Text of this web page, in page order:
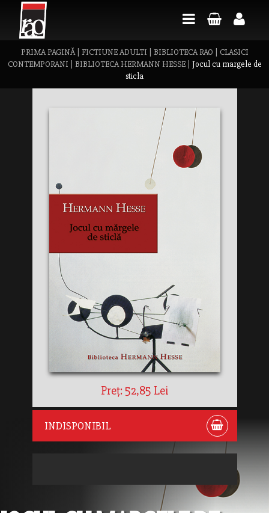
PRIMA PAGINĂ| FICTIUNE ADULTI BIBLIOTECA RAO
CLASICI
CONTEMPORANI
BIBLIOTECA HERMANN HESSE| Jocul cu margele de
sticla
Preț: 52,85 Lei
INDISPONIBIL